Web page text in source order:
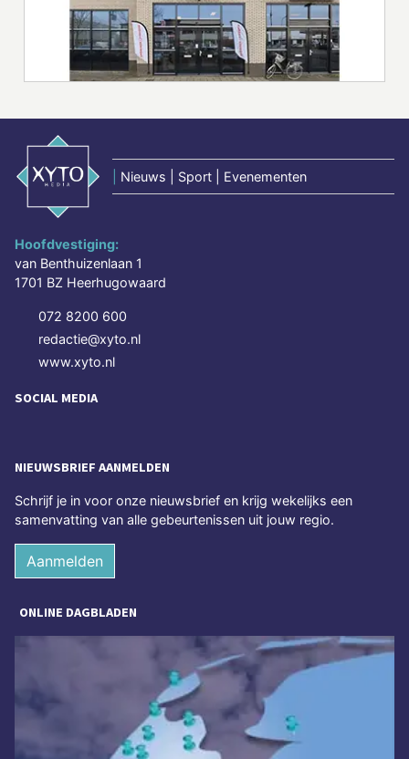
Nieuws | Sport | Evenementen
Hoofdvestiging:
van Benthuizenlaan 1
1701 BZ Heerhugowaard
072 8200 600
redactie@xyto.nl
www.xyto.nl
SOCIAL MEDIA
NIEUWSBRIEF AANMELDEN
Schrijf je in voor onze nieuwsbrief en krijg wekelijks een
samenvatting van alle gebeurtenissen uit jouw regio.
Aanmelden
ONLINE DAGBLADEN